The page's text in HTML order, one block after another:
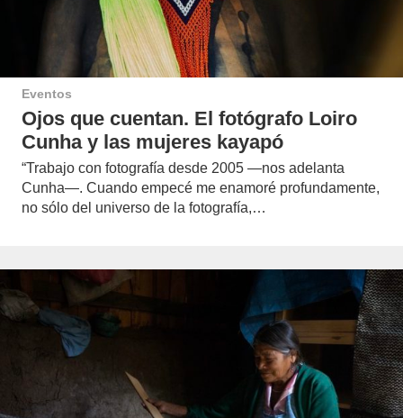
Eventos
Ojos que cuentan. El fotógrafo Loiro
Cunha y las mujeres kayapó
“Trabajo con fotografía desde 2005 —nos adelanta
Cunha—. Cuando empecé me enamoré profundamente,
no sólo del universo de la fotografía,…